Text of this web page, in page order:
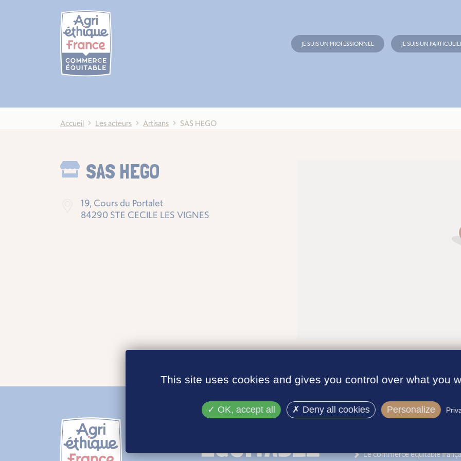
JE SUIS UN PROFESSIONNEL JE SUIS UN
Accueil Les acteurs Artisans SAS HEGO
SAS HEGO
19, Cours du Portalet
84290 STE CECILE LES VIGNES
Le commerce équitable
This site uses cookies and gives you control over what you
OK, accept all Deny all cookies Personalize